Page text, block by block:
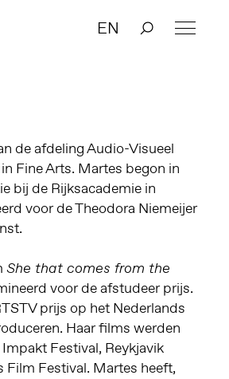
EN
de afdeling Audio-Visueel
Fine Arts. Martes begon in
bij de Rijksacademie in
voor de Theodora Niemeijer
She that comes from the
voor de afstudeer prijs.
prijs op het Nederlands
Haar films werden
Festival, Reykjavik
Film Festival. Martes heeft,